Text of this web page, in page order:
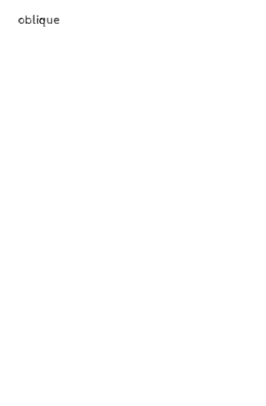
oblique